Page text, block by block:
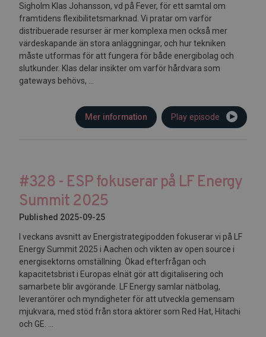
Sigholm Klas Johansson, vd på Fever, för ett samtal om
framtidens flexibilitetsmarknad. Vi pratar om varför
distribuerade resurser är mer komplexa men också mer
värdeskapande än stora anläggningar, och hur tekniken
måste utformas för att fungera för både energibolag och
slutkunder. Klas delar insikter om varför hårdvara som
gateways behövs, ...
Play episode
Mer information
#328 - ESP fokuserar på LF Energy
Summit 2025
Published 2025-09-25
I veckans avsnitt av Energistrategipodden fokuserar vi på LF
Energy Summit 2025 i Aachen och vikten av open source i
energisektorns omställning. Ökad efterfrågan och
kapacitetsbrist i Europas elnät gör att digitalisering och
samarbete blir avgörande. LF Energy samlar nätbolag,
leverantörer och myndigheter för att utveckla gemensam
mjukvara, med stöd från stora aktörer som Red Hat, Hitachi
och GE. ...